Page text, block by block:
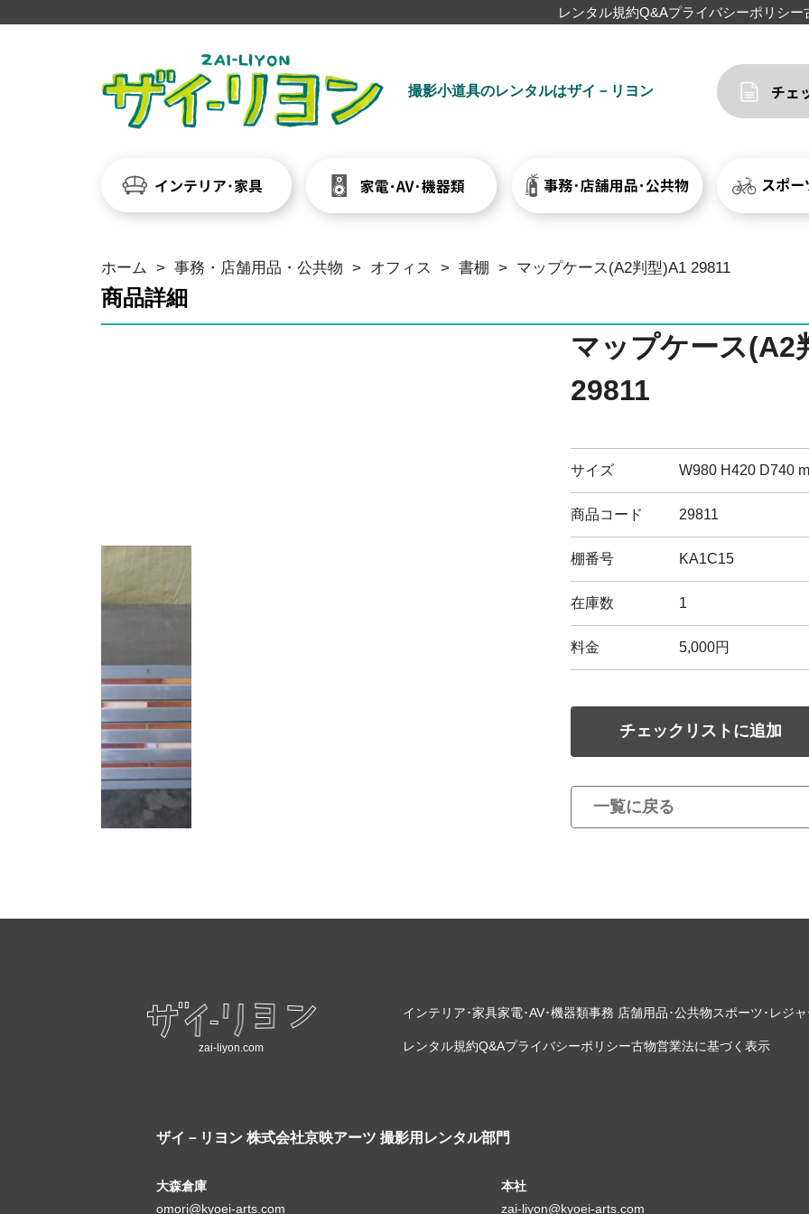
レンタル規約Q&Aプライバシーポリシー
撮影小道具のレンタルはザイ－リヨン
ホーム > 事務・店舗用品・公共物 > オフィス > 書棚 > マップケース(A2判型)A1 29811
商品詳細
マップケース(A2
29811
サイズ W980 H420 D740
商品コード 29811
棚番号 KA1C15
在庫数 1
料金 5,000円
チェックリストに追加
一覧に戻る
zai-liyon.com
インテリア･家具家電･AV･機器類事務 店舗用品･公共物スポーツ･レジ
レンタル規約Q&Aプライバシーポリシー古物営業法に基づく表示
ザイ－リヨン 株式会社京映アーツ 撮影用レンタル部門
大森倉庫
omori@kyoei-arts.com
本社
zai-liyon@kyoei-arts.com